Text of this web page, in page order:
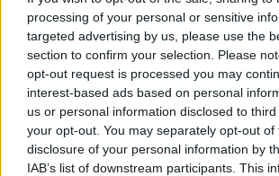
processing of your personal or sensitive
targeted advertising by us, please use the
section to confirm your selection. Please
opt-out request is processed you may
interest-based ads based on personal
us or personal information disclosed to
your opt-out. You may separately opt-out of
disclosure of your personal information by
IAB’s list of downstream participants. This